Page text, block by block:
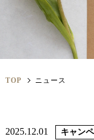
TOP ニュース
2025.12.01 キャン